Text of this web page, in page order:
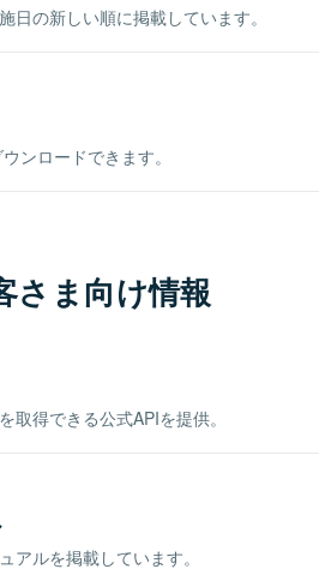
の新しい順に掲載しています。
ンロードできます。
さま向け情報
取得できる公式APIを提供。
アルを掲載しています。